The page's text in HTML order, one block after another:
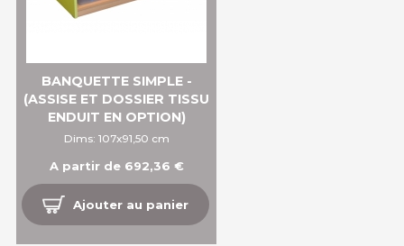
BANQUETTE SIMPLE -
(ASSISE ET DOSSIER TISSU
ENDUIT EN OPTION)
Dims: 107x91,50 cm
A partir de 692,36 €
Ajouter au panier